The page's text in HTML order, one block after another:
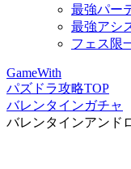
最強パー
最強アシ
フェス限
GameWith
パズドラ攻略TOP
バレンタインガチャ
バレンタインアンド